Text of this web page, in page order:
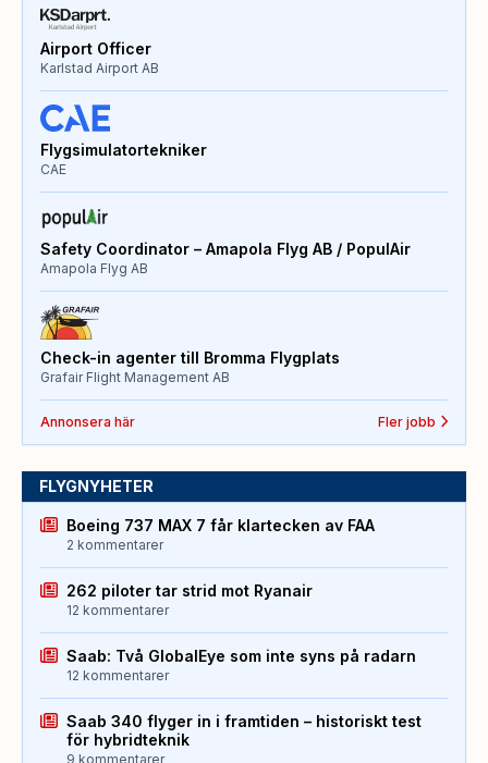
Airport Officer
Karlstad Airport AB
Flygsimulatortekniker
CAE
Safety Coordinator – Amapola Flyg AB / PopulAir
Amapola Flyg AB
Check-in agenter till Bromma Flygplats
Grafair Flight Management AB
Annonsera här Fler jobb
FLYGNYHETER
Boeing 737 MAX 7 får klartecken av FAA
2 kommentarer
262 piloter tar strid mot Ryanair
12 kommentarer
Saab: Två GlobalEye som inte syns på radarn
12 kommentarer
Saab 340 flyger in i framtiden – historiskt test
för hybridteknik
9 kommentarer